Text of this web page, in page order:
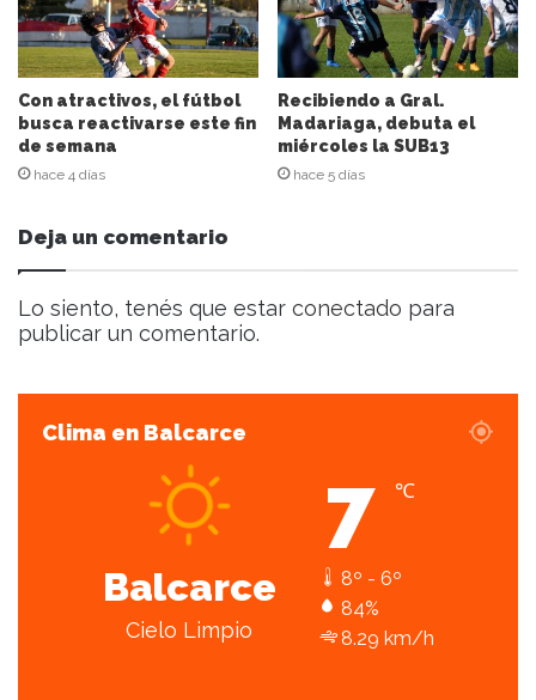
r
e
o
e
l
e
c
ó
n
i
c
Con atractivos, el fútbol
busca reactivarse este fin
de semana
hace 4 días
Recibiendo a Gral.
Madariaga, debuta el
miércoles la SUB13
hace 5 días
Deja un comentario
Lo siento, tenés que estar conectado para
publicar un comentario.
Clima en Balcarce
Balcarce
Cielo Limpio
7 ℃
8º - 6º
84%
8.29 km/h